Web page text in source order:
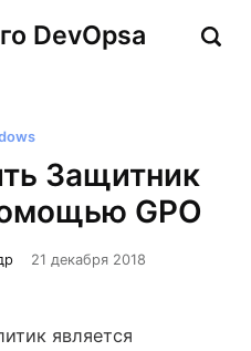
DevOpsa
Защитник
GPO
21 декабря 2018
является